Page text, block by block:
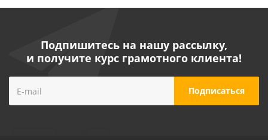
Подпишитесь на нашу рассылку,
и получите курс грамотного клиента!